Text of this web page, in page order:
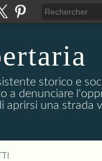
storico e
a denunciare
una strada